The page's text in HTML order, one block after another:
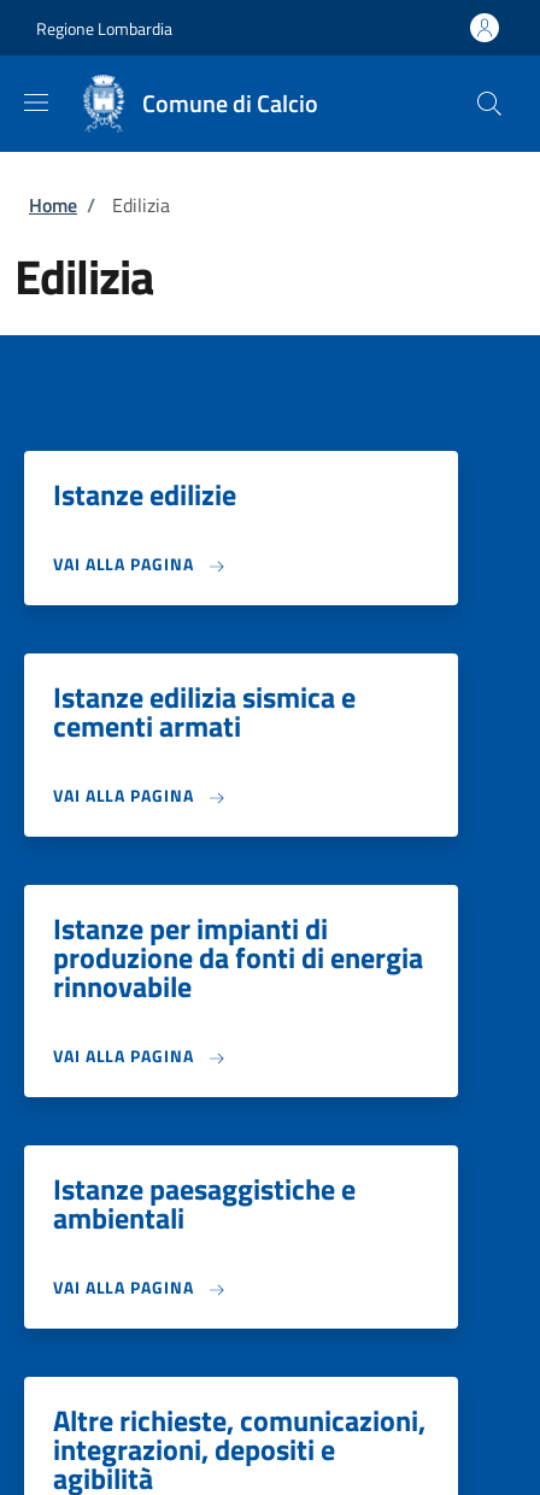
Regione Lombardia
Comune di Calcio
Briciole di pane
Home / Edilizia
Edilizia
Istanze edilizie
VAI ALLA PAGINA
Istanze edilizia sismica e
cementi armati
VAI ALLA PAGINA
Istanze per impianti di
produzione da fonti di energia
rinnovabile
VAI ALLA PAGINA
Istanze paesaggistiche e
ambientali
VAI ALLA PAGINA
Altre richieste, comunicazioni,
integrazioni, depositi e
agibilità